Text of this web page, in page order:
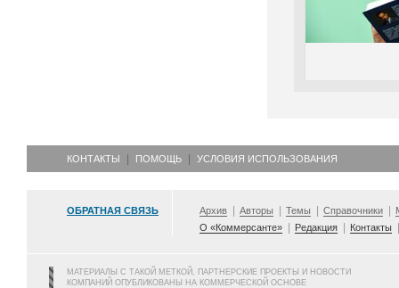
КОНТАКТЫ ПОМОЩЬ УСЛОВИЯ ИСПОЛЬЗОВАНИЯ
ОБРАТНАЯ СВЯЗЬ Архив Авторы Темы Справочники
О «Коммерсанте»
Редакция Контакты
МАТЕРИАЛЫ С ТАКОЙ МЕТКОЙ, ПАРТНЕРСКИЕ ПРОЕКТЫ И НОВОСТИ
КОМПАНИЙ ОПУБЛИКОВАНЫ НА КОММЕРЧЕСКОЙ ОСНОВЕ